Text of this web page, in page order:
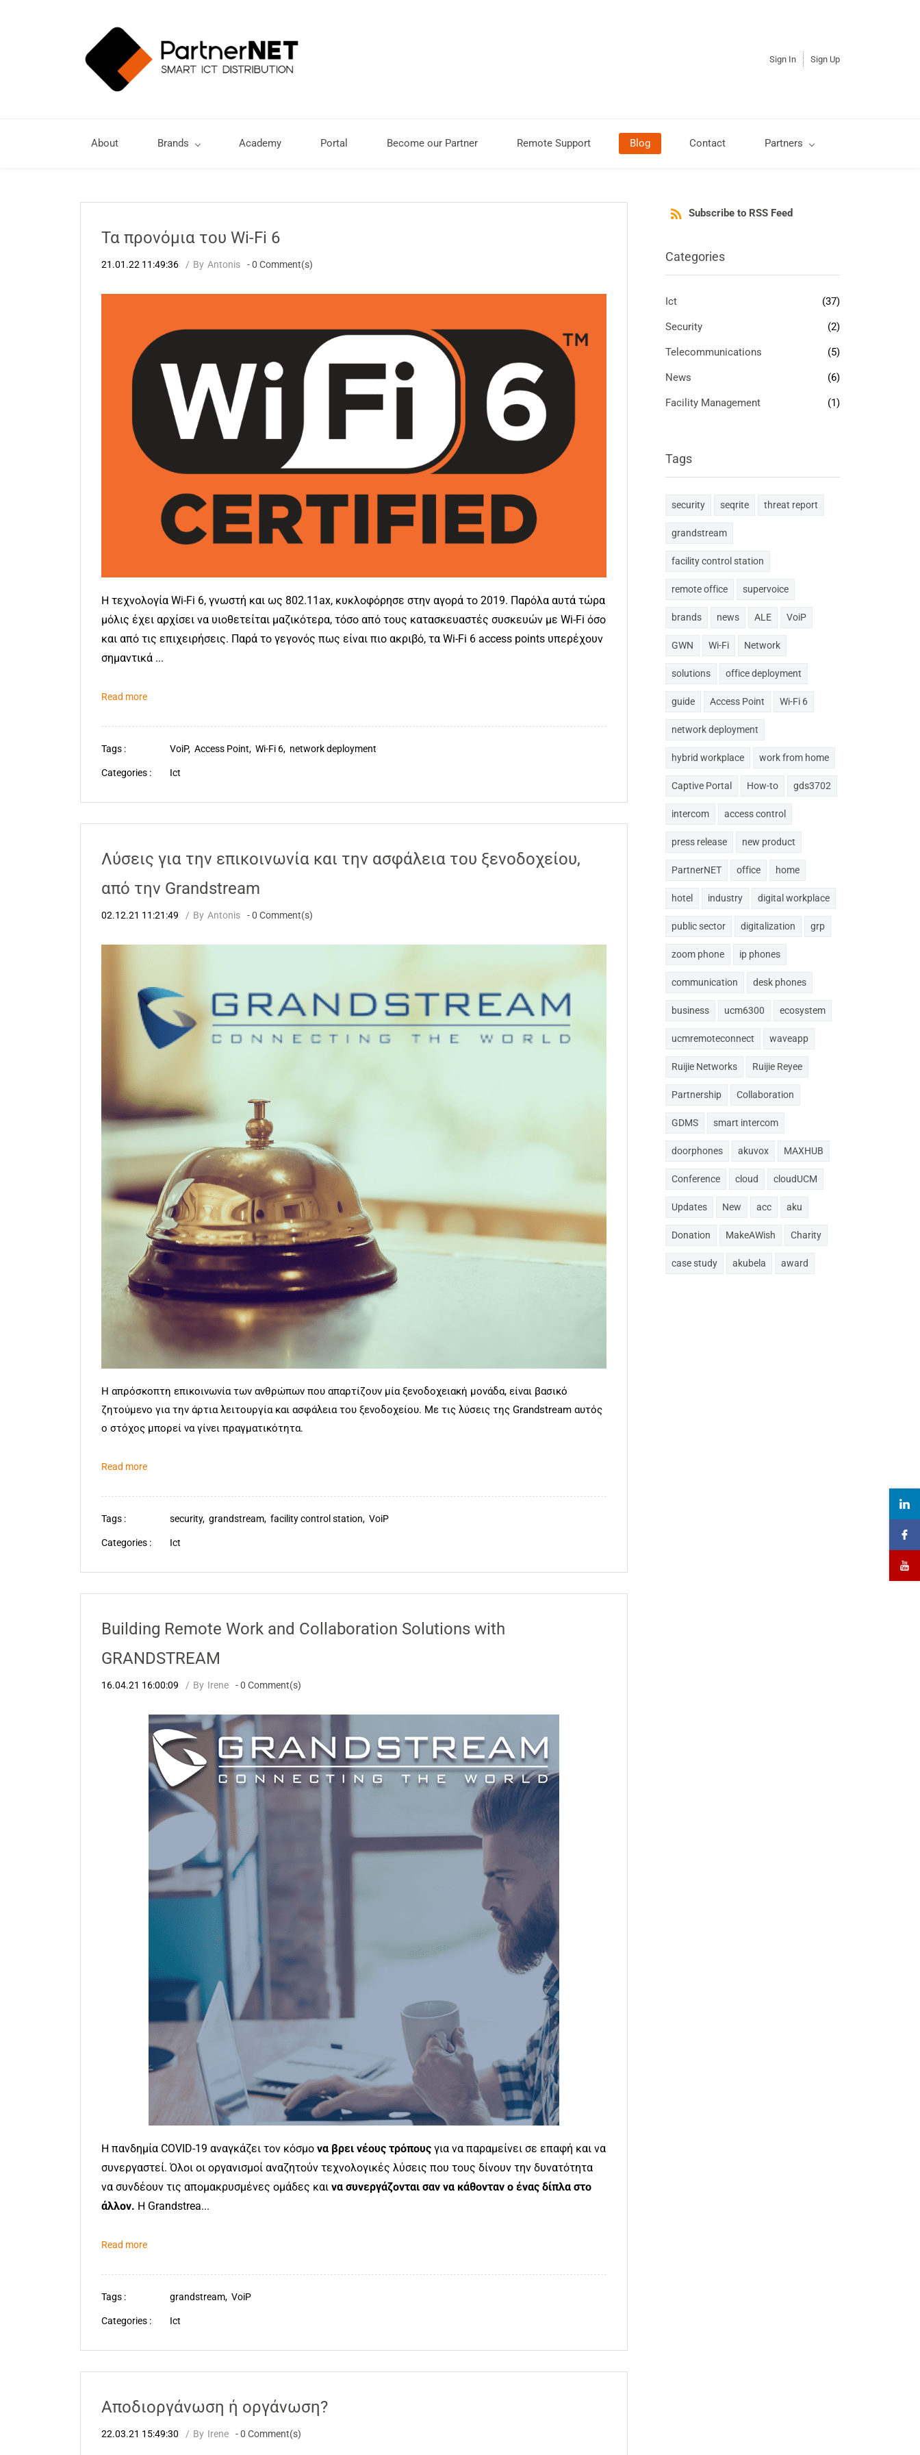
Sign In Sign Up
About Brands Academy Portal Become our Partner Remote Support Blog Contact Partners
Τα προνόμια του Wi-Fi 6
21.01.22 11:49:36 By Antonis -0 Comment(s)
Η τεχνολογία Wi-Fi 6, γνωστή και ως 802.11ax, κυκλοφόρησε στην αγορά το 2019. Παρόλα αυτά τώρα
μόλις έχει αρχίσει να υιοθετείται μαζικότερα, τόσο από τους κατασκευαστές συσκευών με Wi-Fi όσο
και από τις επιχειρήσεις. Παρά το γεγονός πως είναι πιο ακριβό, τα Wi-Fi 6 access points υπερέχουν
σημαντικά ...
Read more
Tags : VoiP, Access Point, Wi-Fi 6, network deployment
Categories : Ict
Λύσεις για την επικοινωνία και την ασφάλεια του ξενοδοχείου,
από την Grandstream
02.12.21 11:21:49 By Antonis -0 Comment(s)
Η απρόσκοπτη επικοινωνία των ανθρώπων που απαρτίζουν μία ξενοδοχειακή μονάδα, είναι βασικό
ζητούμενο για την άρτια λειτουργία και ασφάλεια του ξενοδοχείου. Με τις λύσεις της Grandstream αυτός
ο στόχος μπορεί να γίνει πραγματικότητα.
Read more
Tags : security, grandstream, facility control station, VoiP
Categories : Ict
Building Remote Work and Collaboration Solutions with
GRANDSTREAM
16.04.21 16:00:09 By Irene -0 Comment(s)
Η πανδημία COVID-19 αναγκάζει τον κόσμο να βρει νέους τρόπους για να παραμείνει σε επαφή και να
συνεργαστεί. Όλοι οι οργανισμοί αναζητούν τεχνολογικές λύσεις που τους δίνουν την δυνατότητα
να συνδέουν τις απομακρυσμένες ομάδες και να συνεργάζονται σαν να κάθονταν ο ένας δίπλα στο
άλλον. Η Grandstrea...
Read more
Tags : grandstream, VoiP
Categories : Ict
Αποδιοργάνωση ή οργάνωση?
22.03.21 15:49:30 By Irene -0 Comment(s)
Subscribe to RSS Feed
Categories
Ict (37)
Security (2)
Telecommunications (5)
News (6)
Facility Management (1)
Tags
security seqrite threat report
grandstream
facility control station
remote office supervoice
brands news ALE VoiP
GWN Wi-Fi Network
solutions office deployment
guide Access Point Wi-Fi 6
network deployment
hybrid workplace work from home
Captive Portal How-to gds3702
intercom access control
press release new product
PartnerNET office home
hotel industry digital workplace
public sector digitalization grp
zoom phone ip phones
communication desk phones
business ucm6300 ecosystem
ucmremoteconnect waveapp
Ruijie Networks Ruijie Reyee
Partnership Collaboration
GDMS smart intercom
doorphones akuvox MAXHUB
Conference cloud cloudUCM
Updates New acc aku
Donation MakeAWish Charity
case study akubela award